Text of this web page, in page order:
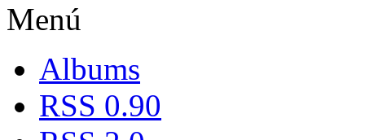
Menú
Albums
RSS 0.90